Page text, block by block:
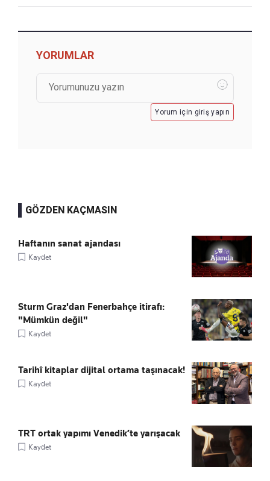
YORUMLAR
Yorum için giriş yapın
GÖZDEN KAÇMASIN
Haftanın sanat ajandası
Kaydet
Sturm Graz'dan Fenerbahçe itirafı:
"Mümkün değil"
Kaydet
Tarihî kitaplar dijital ortama taşınacak!
Kaydet
TRT ortak yapımı Venedik’te yarışacak
Kaydet